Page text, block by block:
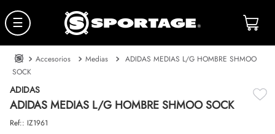
☰
Accesorios Medias
ADIDAS MEDIAS L/G HOMBRE SHMOO
SOCK
ADIDAS
ADIDAS MEDIAS L/G HOMBRE SHMOO SOCK
Ref:: IZ1961